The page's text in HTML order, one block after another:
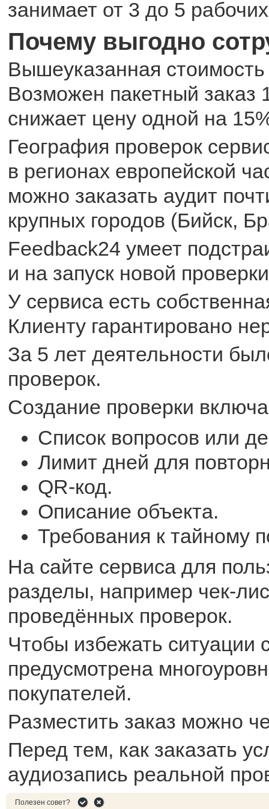
занимает от 3 до 5
Почему выгодно
Вышеуказанная стоимость
Возможен пакетный заказ
снижает цену одной на
География проверок
в регионах европейской
можно заказать аудит
крупных городов (Бийск,
Feedback24 умеет
и на запуск новой
У сервиса есть
Клиенту гарантировано
За 5 лет деятельности
проверок.
Создание проверки
Список вопросов или
Лимит дней для
QR-код.
Описание объекта.
Требования к тайному
На сайте сервиса для
разделы, например чек-
проведённых проверок.
Чтобы избежать ситуации
предусмотрена
покупателей.
Разместить заказ можно
Перед тем, как заказать
аудиозапись реальной
Полезен совет?